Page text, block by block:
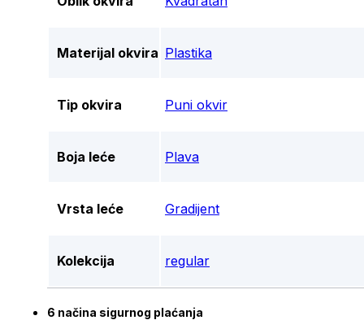
Materijal okvira Plastika
Tip okvira Puni okvir
Boja leće Plava
Vrsta leće Gradijent
Kolekcija regular
6 načina sigurnog plaćanja